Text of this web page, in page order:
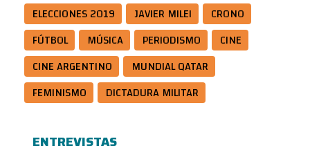
ELECCIONES 2019
JAVIER MILEI
CRONO
FÚTBOL
MÚSICA PERIODISMO
CINE
CINE ARGENTINO
MUNDIAL QATAR
FEMINISMO
DICTADURA MILITAR
ENTREVISTAS